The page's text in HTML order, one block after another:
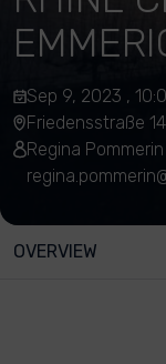
Sep 9, 2023 ,
Friedensstraße
Regina Pommerin
OVERVIEW